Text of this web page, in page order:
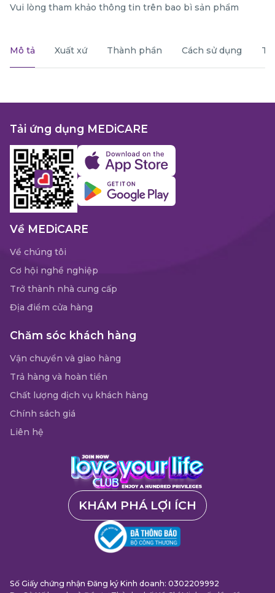
Vui lòng tham khảo thông tin trên bao bì sản phẩm
Mô tả Xuất xứ Thành phần Cách sử dụng
Tải ứng dụng MEDiCARE
Về MEDiCARE
Về chúng tôi
Cơ hội nghề nghiệp
Trở thành nhà cung cấp
Địa điểm cửa hàng
Chăm sóc khách hàng
Vận chuyển và giao hàng
Trả hàng và hoàn tiền
Chất lượng dịch vụ khách hàng
Chính sách giá
Liên hệ
KHÁM PHÁ LỢI ÍCH
Số Giấy chứng nhận Đăng ký Kinh doanh: 0302209992